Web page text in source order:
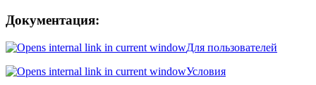
Документация:
Для пользователей
Условия